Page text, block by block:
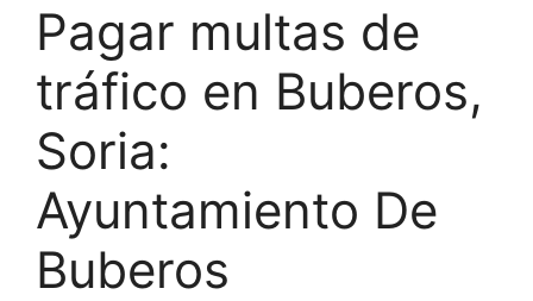
Pagar multas de
tráfico en Buberos,
Soria:
Ayuntamiento De
Buberos